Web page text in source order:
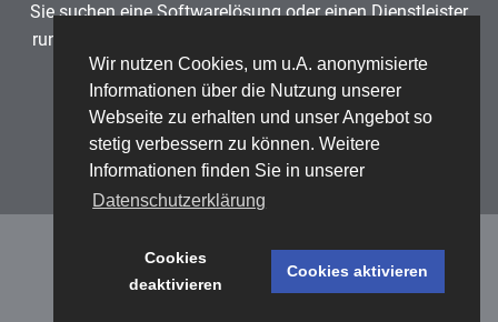
Wir nutzen Cookies, um u.A. anonymisierte
Informationen über die Nutzung unserer
Webseite zu erhalten und unser Angebot so
stetig verbessern zu können. Weitere
Informationen finden Sie in unserer
Datenschutzerklärung
Cookies
deaktivieren
Cookies aktivieren
Sie suchen eine Softwarelösung oder einen Dienstleister
rund um die Themen
ISMS?
Partner finden
Impressum/Sitemap